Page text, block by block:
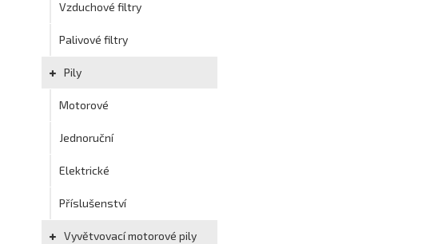
Vzduchové filtry
Palivové filtry
Pily
Motorové
Jednoruční
Elektrické
Příslušenství
Vyvětvovací motorové pily